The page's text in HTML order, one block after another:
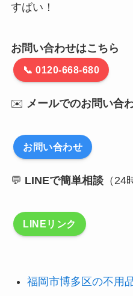
すばい！
お問い合わせはこちら
📞 0120-668-680
✉️ メールでのお問い合
お問い合わせ
💬 LINEで簡単相談（24
LINEリンク
福岡市博多区の不用